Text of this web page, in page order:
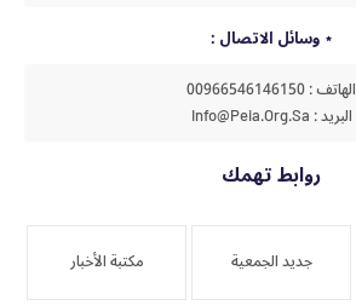
وسائل الاتصال :
الهاتف : 00966546146150
البريد : Info@peia.org.sa
روابط تهمك
جديد الجمعية مكتبة الأخبار